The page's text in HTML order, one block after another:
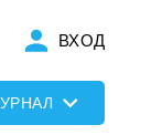
ВХОД